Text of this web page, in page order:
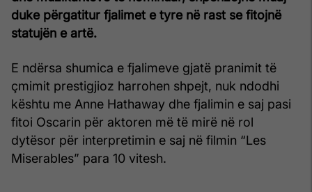
duke përgatitur fjalimet e tyre në rast se fitojnë
statujën e artë.
E ndërsa shumica e fjalimeve gjatë pranimit të
çmimit prestigjioz harrohen shpejt, nuk ndodhi
kështu me Anne Hathaway dhe fjalimin e saj pasi
fitoi Oscarin për aktoren më të mirë në rol
dytësor për interpretimin e saj në filmin “Les
Miserables” para 10 vitesh.